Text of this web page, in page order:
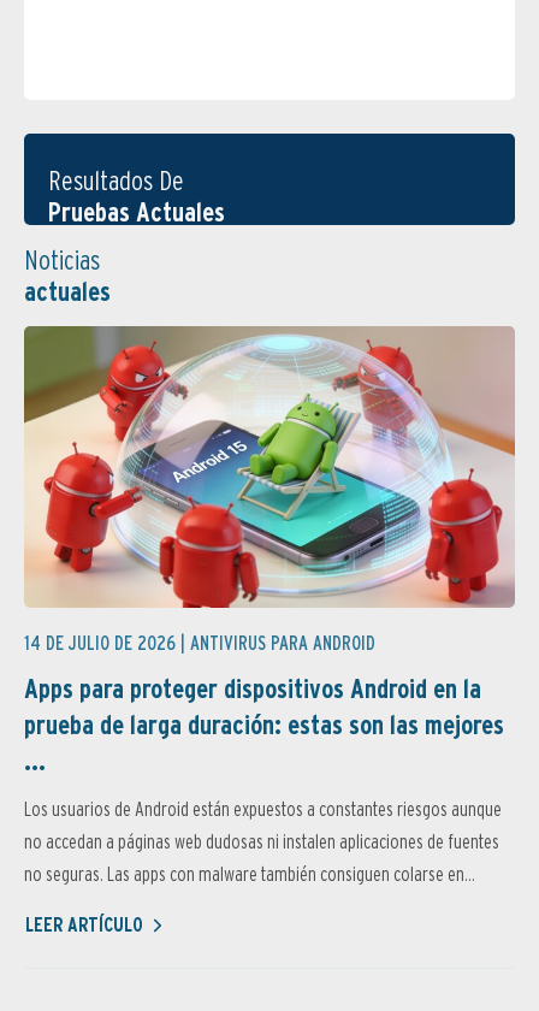
Resultados De
Pruebas Actuales
Noticias
actuales
14 DE JULIO DE 2026 | ANTIVIRUS PARA ANDROID
Apps para proteger dispositivos Android en la
prueba de larga duración: estas son las mejores
...
Los usuarios de Android están expuestos a constantes riesgos aunque
no accedan a páginas web dudosas ni instalen aplicaciones de fuentes
no seguras. Las apps con malware también consiguen colarse en...
LEER ARTÍCULO